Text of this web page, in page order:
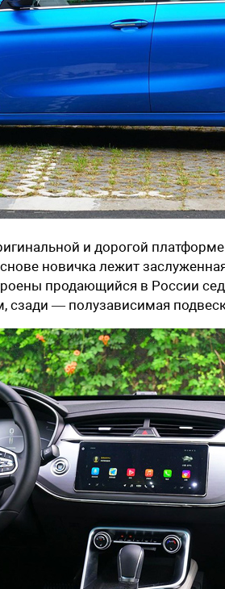
и дорогой
новичка лежит
продающийся в России
сзади — полузависимая